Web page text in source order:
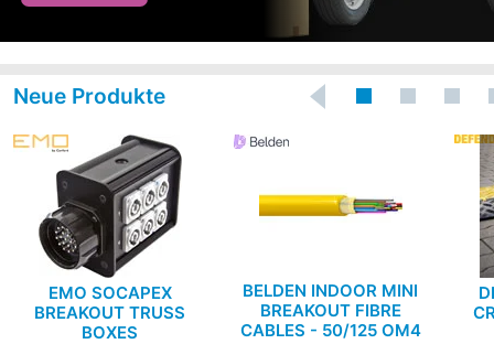
Neue Produkte
EMO SOCAPEX
BREAKOUT TRUSS
BOXES
BELDEN INDOOR MINI
BREAKOUT FIBRE
CABLES - 50/125 OM4